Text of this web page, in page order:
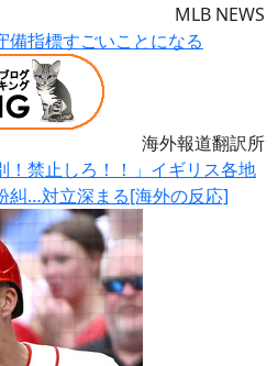
MLB NEWS
備指標すごいことになる
海外報道翻訳所
！禁止しろ！！」イギリス各地
糾…対立深まる[海外の反応]